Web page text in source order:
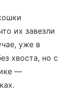
их завезли
уже в
хвоста, но с
—